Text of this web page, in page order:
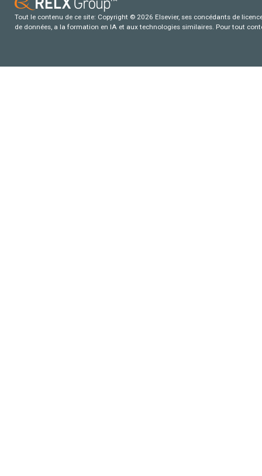
Tout le contenu de ce site: Copyright © 2026 Elsevier, ses concédants de
de données, a la formation en IA et aux technologies similaires. Pour tout